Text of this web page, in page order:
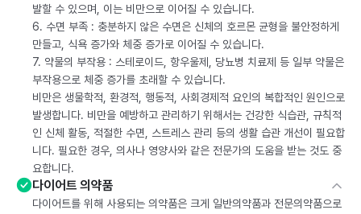
발할 수 있으며, 이는 비만으로 이어질 수 있습니다.
6. 수면 부족 : 충분하지 않은 수면은 신체의 호르몬 균형을 불안정하게
만들고, 식욕 증가와 체중 증가로 이어질 수 있습니다.
7. 약물의 부작용 : 스테로이드, 항우울제, 당뇨병 치료제 등 일부 약물은
부작용으로 체중 증가를 초래할 수 있습니다.
비만은 생물학적, 환경적, 행동적, 사회경제적 요인의 복합적인 원인으로
발생합니다. 비만을 예방하고 관리하기 위해서는 건강한 식습관, 규칙적
인 신체 활동, 적절한 수면, 스트레스 관리 등의 생활 습관 개선이 필요합
니다. 필요한 경우, 의사나 영양사와 같은 전문가의 도움을 받는 것도 중
요합니다.
다이어트 의약품
다이어트를 위해 사용되는 의약품은 크게 일반의약품과 전문의약품으로